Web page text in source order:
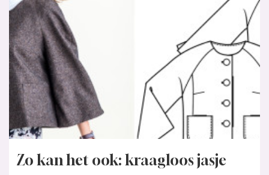
Zo kan het ook: kraagloos jasje